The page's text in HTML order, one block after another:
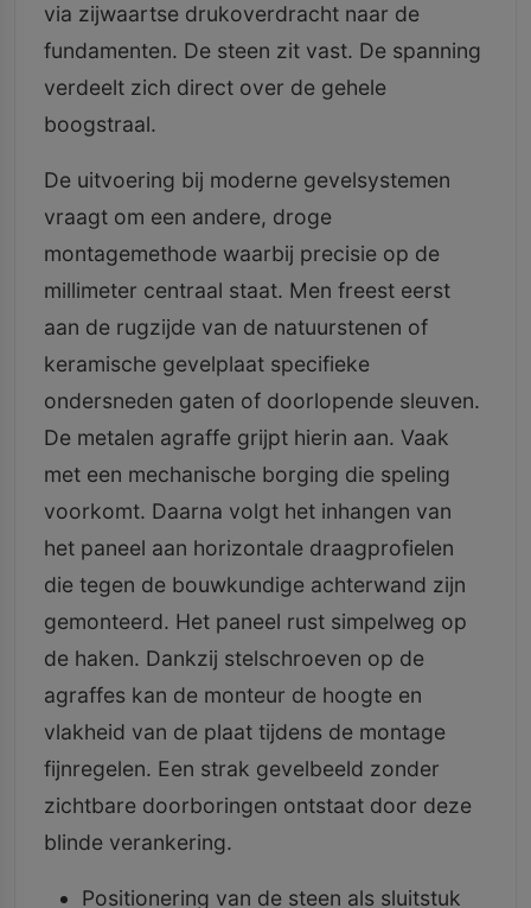
via zijwaartse drukoverdracht naar de
fundamenten. De steen zit vast. De spanning
verdeelt zich direct over de gehele
boogstraal.
De uitvoering bij moderne gevelsystemen
vraagt om een andere, droge
montagemethode waarbij precisie op de
millimeter centraal staat. Men freest eerst
aan de rugzijde van de natuurstenen of
keramische gevelplaat specifieke
ondersneden gaten of doorlopende sleuven.
De metalen agraffe grijpt hierin aan. Vaak
met een mechanische borging die speling
voorkomt. Daarna volgt het inhangen van
het paneel aan horizontale draagprofielen
die tegen de bouwkundige achterwand zijn
gemonteerd. Het paneel rust simpelweg op
de haken. Dankzij stelschroeven op de
agraffes kan de monteur de hoogte en
vlakheid van de plaat tijdens de montage
fijnregelen. Een strak gevelbeeld zonder
zichtbare doorboringen ontstaat door deze
blinde verankering.
Positionering van de steen als sluitstuk